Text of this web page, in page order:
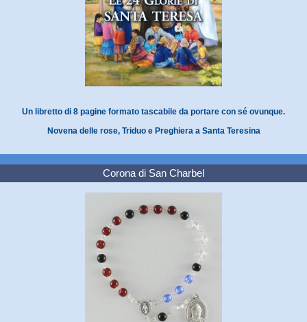
Un libretto di 8 pagine formato tascabile da portare con sé ovunque.
Novena delle rose, Triduo e Preghiera a Santa Teresina
Corona di San Charbel